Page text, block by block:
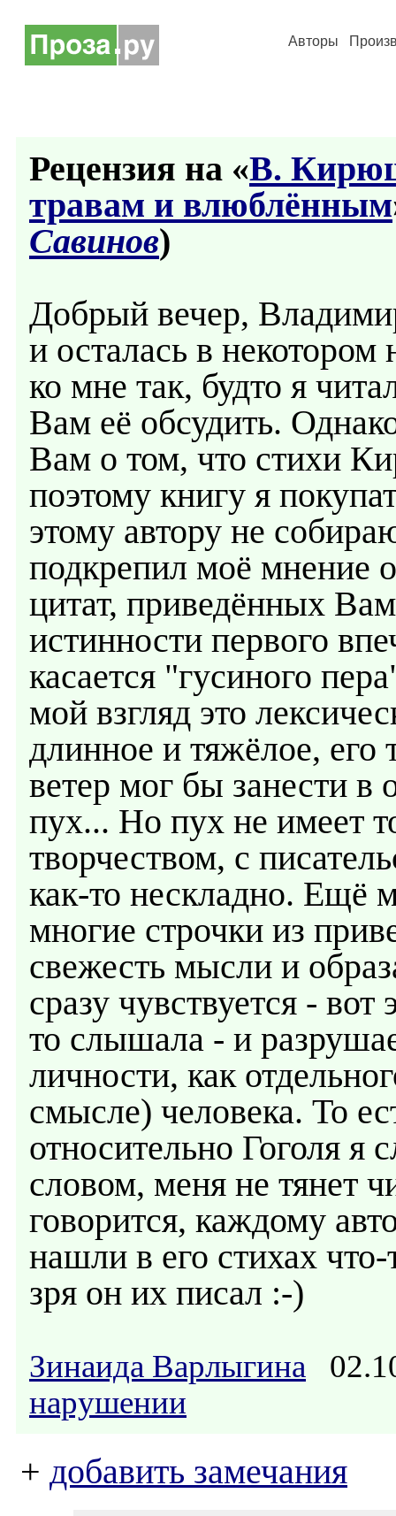
Авторы
Рецензия на «В.
травам и влюблённым
Савинов)
Добрый вечер,
и осталась в
ко мне так, будто я
Вам её обсудить.
Вам о том, что стихи
поэтому книгу я
этому автору не
подкрепил моё мнение
цитат, приведённых
истинности первого
касается "гусиного
мой взгляд это
длинное и тяжёлое, его
ветер мог бы занести в
пух... Но пух не имеет
творчеством, с
как-то нескладно. Ещё
многие строчки из
свежесть мысли и
сразу чувствуется - вот
то слышала - и
личности, как
смысле) человека. То
относительно Гоголя я
словом, меня не тянет
говорится, каждому
нашли в его стихах
зря он их писал :-)
Зинаида Варлыгина
нарушении
+ добавить замечания